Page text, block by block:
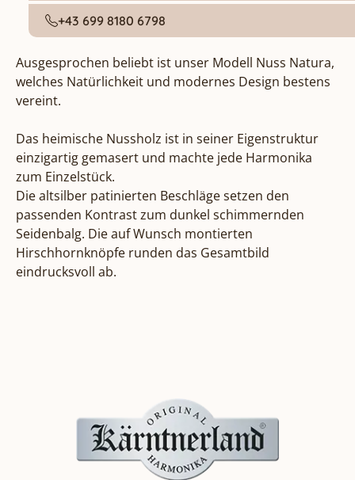
+43 699 8180 6798
Ausgesprochen beliebt ist unser Modell Nuss Natura,
welches Natürlichkeit und modernes Design bestens
vereint.
Das heimische Nussholz ist in seiner Eigenstruktur
einzigartig gemasert und machte jede Harmonika
zum Einzelstück.
Die altsilber patinierten Beschläge setzen den
passenden Kontrast zum dunkel schimmernden
Seidenbalg. Die auf Wunsch montierten
Hirschhornknöpfe runden das Gesamtbild
eindrucksvoll ab.